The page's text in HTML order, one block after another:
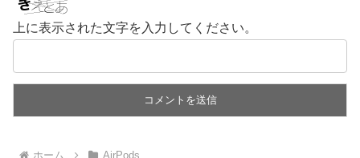
上に表示された文字を入力してください。
ホーム AirPods